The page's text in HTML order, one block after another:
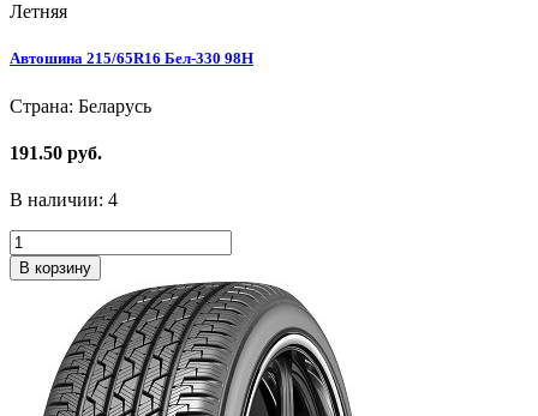
Летняя
Автошина 215/65R16 Бел-330 98H
Страна: Беларусь
191.50 руб.
В наличии: 4
В корзину